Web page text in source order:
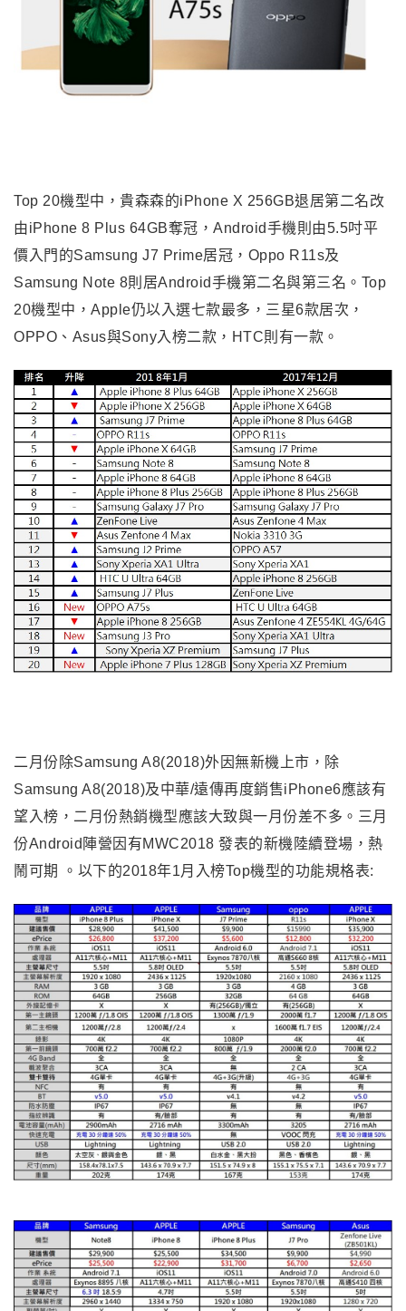
Top 20機型中，貴森森的iPhone X 256GB退居第二名改
由iPhone 8 Plus 64GB奪冠，Android手機則由5.5吋平
價入門的Samsung J7 Prime居冠，Oppo R11s及
Samsung Note 8則居Android手機第二名與第三名。Top
20機型中，Apple仍以入選七款最多，三星6款居次，
OPPO、Asus與Sony入榜二款，HTC則有一款 。
二月份除Samsung A8(2018)外因無新機上市，除
Samsung A8(2018)及中華/遠傳再度銷售iPhone6應該有
望入榜，二月份熱銷機型應該大致與一月份差不多。三月
份Android陣營因有MWC2018 發表的新機陸續登場，熱
鬧可期 。 以下的2018年1月入榜Top機型的功能規格表: